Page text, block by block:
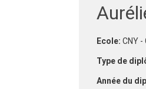
Ecole: CNY -
Type de
Année du